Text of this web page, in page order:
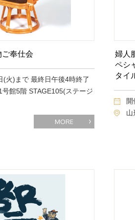
奉仕会
(火)まで 最終日午後4時終了
館5階 STAGE105(ステージ
MORE
婦人
ペシ
タイ
山